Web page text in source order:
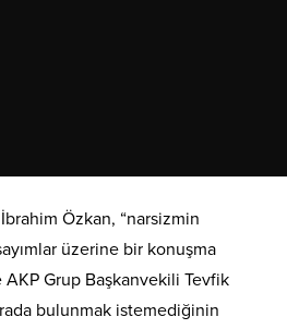
Özkan, “narsizmin
üzerine bir konuşma
Grup Başkanvekili Tevfik
bulunmak istemediğinin